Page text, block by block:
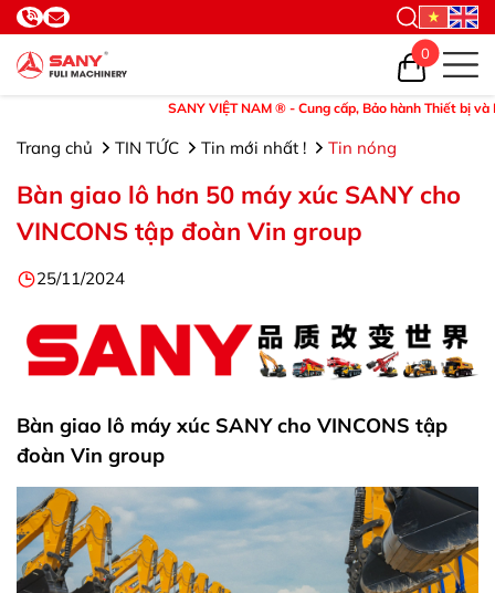
SANY VIỆT NAM ® - Cung cấp, Bảo hành Thiết bị và Phụ
0
Trang chủ TIN TỨC Tin mới nhất ! Tin nóng
Bàn giao lô hơn 50 máy xúc SANY cho
VINCONS tập đoàn Vin group
25/11/2024
Bàn giao lô máy xúc SANY cho VINCONS tập
đoàn Vin group